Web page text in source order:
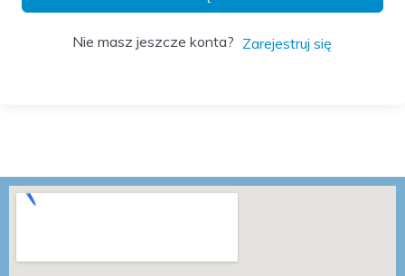
Nie masz jeszcze konta? Zarejestruj się